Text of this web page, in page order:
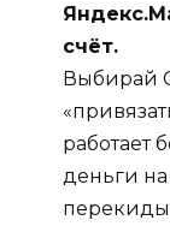
счёт.
Выбирай
работает
деньги на